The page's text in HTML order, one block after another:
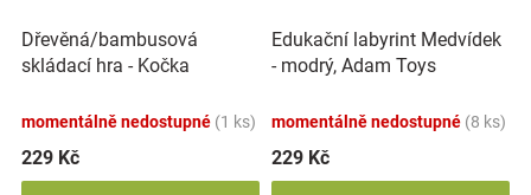
Dřevěná/bambusová
skládací hra - Kočka
momentálně nedostupné (1 ks)
229 Kč
Edukační labyrint Medvídek
- modrý, Adam Toys
momentálně nedostupné (8 ks)
229 Kč